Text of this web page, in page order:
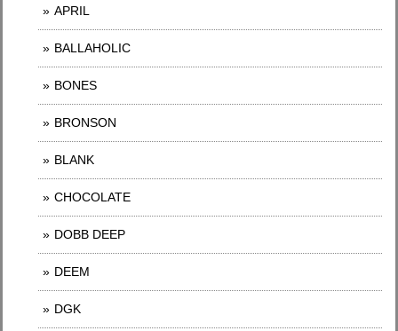
APRIL
BALLAHOLIC
BONES
BRONSON
BLANK
CHOCOLATE
DOBB DEEP
DEEM
DGK